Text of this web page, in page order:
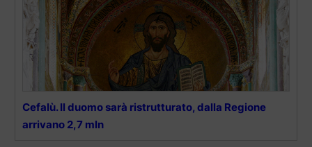
Cefalù. Il duomo sarà ristrutturato, dalla Regione
arrivano 2,7 mln